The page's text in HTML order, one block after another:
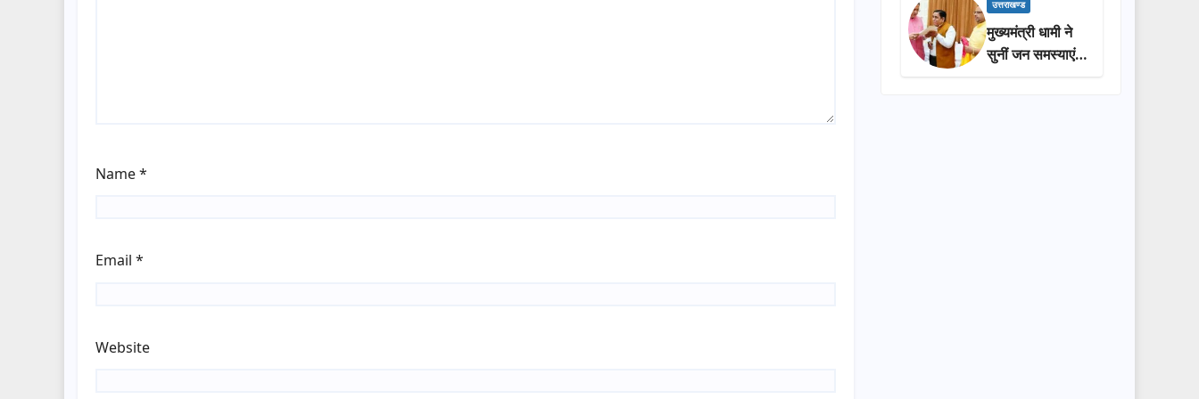
Name*
Email *
Website
प्रशासन की
सराहना…
उत्तराखण्ड
मुख्यमंत्री धामी ने
सुनीं जन समस्याएं,
अधिकारियों को